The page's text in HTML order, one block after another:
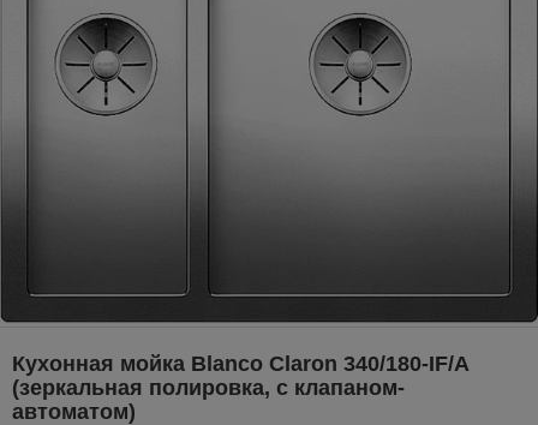
Кухонная мойка Blanco Claron 340/180-IF/А
(зеркальная полировка, с клапаном-
автоматом)